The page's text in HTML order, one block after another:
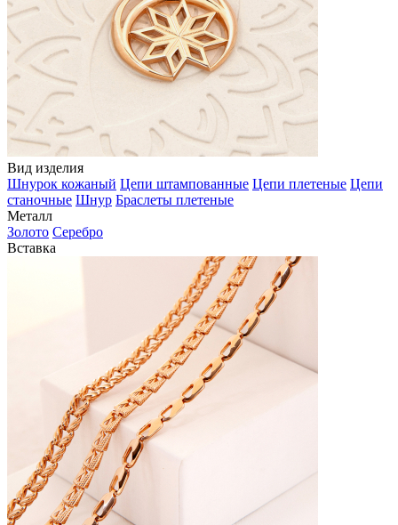
Вид изделия
Шнурок кожаный Цепи штампованные Цепи плетеные Цепи
станочные Шнур Браслеты плетеные
Металл
Золото Серебро
Вставка